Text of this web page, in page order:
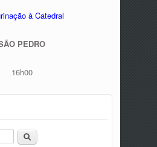
à Catedral
PEDRO
16h00
Procurar